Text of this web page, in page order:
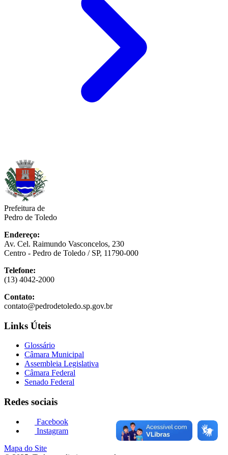
Prefeitura de
Pedro de Toledo
Endereço:
Av. Cel. Raimundo Vasconcelos, 230
Centro - Pedro de Toledo / SP, 11790-000
Telefone:
(13) 4042-2000
Contato:
contato@pedrodetoledo.sp.gov.br
Links Úteis
Glossário
Câmara Municipal
Assembleia Legislativa
Câmara Federal
Senado Federal
Redes sociais
Facebook
Instagram
Mapa do Site